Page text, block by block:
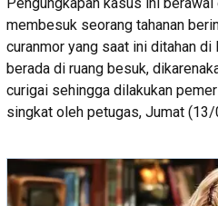
Pengungkapan kasus ini
membesuk seorang tahanan
curanmor yang saat ini ditahan di
berada di ruang besuk,
curigai sehingga dilakukan
singkat oleh petugas, Jumat